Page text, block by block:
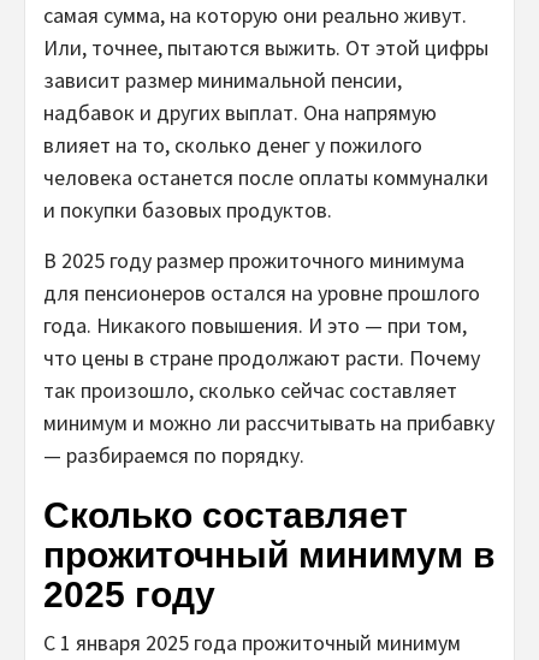
самая сумма, на которую они реально живут.
Или, точнее, пытаются выжить. От этой цифры
зависит размер минимальной пенсии,
надбавок и других выплат. Она напрямую
влияет на то, сколько денег у пожилого
человека останется после оплаты коммуналки
и покупки базовых продуктов.
В 2025 году размер прожиточного минимума
для пенсионеров остался на уровне прошлого
года. Никакого повышения. И это — при том,
что цены в стране продолжают расти. Почему
так произошло, сколько сейчас составляет
минимум и можно ли рассчитывать на прибавку
— разбираемся по порядку.
Сколько составляет
прожиточный минимум в
2025 году
С 1 января 2025 года прожиточный минимум